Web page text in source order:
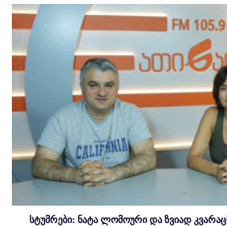
სტუმრები: ნატა ლომოური და ზვიად